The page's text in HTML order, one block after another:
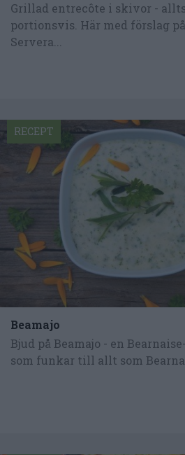
Grillad entrecôte i skivor -
portionsvis. Här med förslag
Servera...
Beamajo
Bjud på Beamajo - en
som funkar till allt som
RECEPT